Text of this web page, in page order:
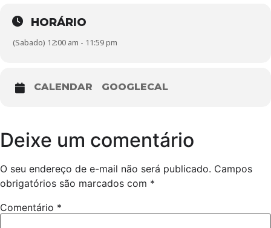
HORÁRIO
(Sabado) 12:00 am - 11:59 pm
CALENDAR GOOGLECAL
Deixe um comentário
O seu endereço de e-mail não será publicado. Campos
obrigatórios são marcados com *
Comentário *